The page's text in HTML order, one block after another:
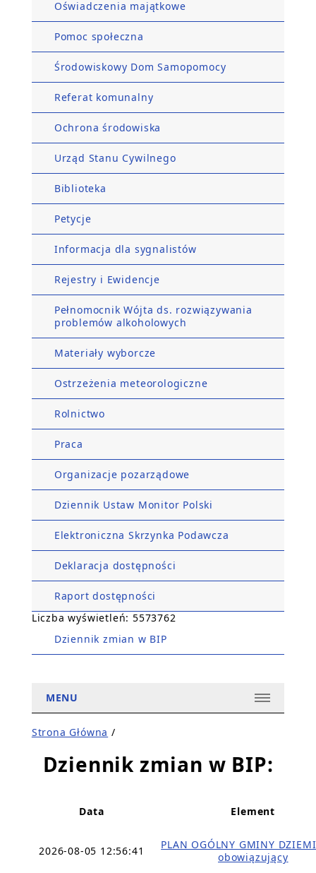
Oświadczenia majątkowe
Pomoc społeczna
Środowiskowy Dom Samopomocy
Referat komunalny
Ochrona środowiska
Urząd Stanu Cywilnego
Biblioteka
Petycje
Informacja dla sygnalistów
Rejestry i Ewidencje
Pełnomocnik Wójta ds. rozwiązywania
problemów alkoholowych
Materiały wyborcze
Ostrzeżenia meteorologiczne
Rolnictwo
Praca
Organizacje pozarządowe
Dziennik Ustaw Monitor Polski
Elektroniczna Skrzynka Podawcza
Deklaracja dostępności
Raport dostępności
Liczba wyświetleń: 5573762
Dziennik zmian w BIP
MENU
Strona Główna /
Dziennik zmian w BIP:
Data Element
2026-08-05 12:56:41
PLAN OGÓLNY GMINY
obowiązujący